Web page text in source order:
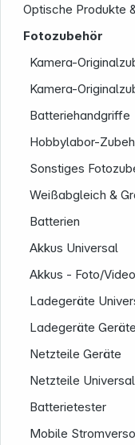
Optische Produkte
Fotozubehör
Kamera-
Kamera-
Batteriehandgriffe
Hobbylabor-
Sonstiges
Weißabgleich &
Batterien
Akkus Universal
Akkus - Foto/
Ladegeräte
Ladegeräte Geräte
Netzteile Geräte
Netzteile Universal
Batterietester
Mobile
Service
Informationen